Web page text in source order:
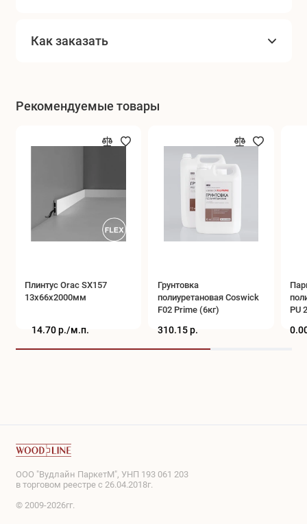
Как заказать
Рекомендуемые товары
Плинтус Orac SX157
13x66x2000мм
14.70 р./м.п.
Грунтовка
полиуретановая Coswick
F02 Prime (6кг)
310.15 р.
PU
ООО "Вудлайн ПаркетМ", УНП 193 061 203
в торговом реестре с 26.04.2018г.
© 2009-2026гг.